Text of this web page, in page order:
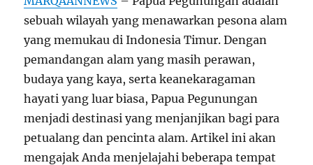
sebuah wilayah yang menawarkan pesona alam
yang memukau di Indonesia Timur. Dengan
pemandangan alam yang masih perawan,
budaya yang kaya, serta keanekaragaman
hayati yang luar biasa, Papua Pegunungan
menjadi destinasi yang menjanjikan bagi para
petualang dan pencinta alam. Artikel ini akan
mengajak Anda menjelajahi beberapa tempat